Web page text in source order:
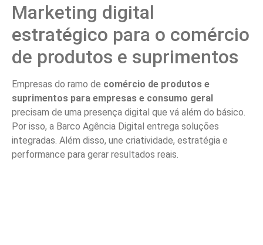
Marketing digital
estratégico para o comércio
de produtos e suprimentos
Empresas do ramo de comércio de produtos e
suprimentos para empresas e consumo geral
precisam de uma presença digital que vá além do básico.
Por isso, a Barco Agência Digital entrega soluções
integradas. Além disso, une criatividade, estratégia e
performance para gerar resultados reais.